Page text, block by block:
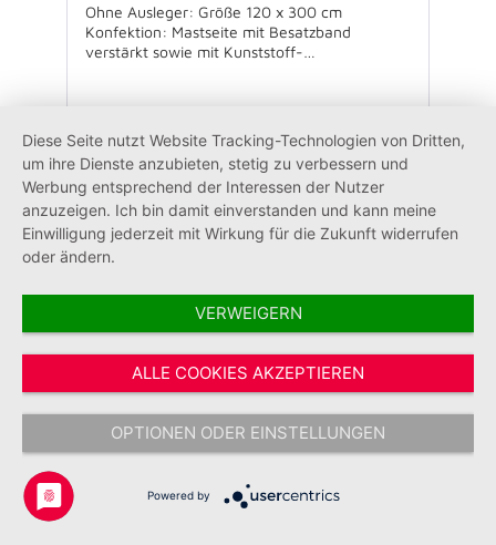
Ohne Ausleger: Größe 120 x 300 cm
Konfektion: Mastseite mit Besatzband
verstärkt sowie mit Kunststoff-
An der Oberkante mit Hohlsaum aus
Bedruckstoff für ca. 50 mm Ø versehen. An
der Mastseite mit Kunststoff-Karabinerhaken
ca. im Meterabstand. Mastseite mit
Besatzband verstärkt. Auswehende Kanten
gesäumt.
51,11 €*
Diese Seite nutzt Website Tracking-Technologien von Dritten,
um ihre Dienste anzubieten, stetig zu verbessern und
Werbung entsprechend der Interessen der Nutzer
anzuzeigen. Ich bin damit einverstanden und kann meine
Einwilligung jederzeit mit Wirkung für die Zukunft widerrufen
oder ändern.
VERWEIGERN
ALLE COOKIES AKZEPTIEREN
OPTIONEN ODER EINSTELLUNGEN
Powered by